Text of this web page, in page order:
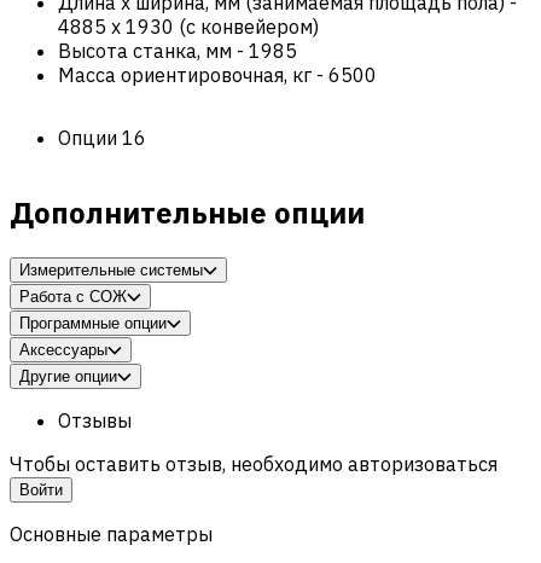
4885 x 1930 (c конвейером)
Высота станка, мм - 1985
Масса ориентировочная, кг - 6500
Опции 16
Дополнительные опции
Измерительные системы
Работа с СОЖ
Программные опции
Аксессуары
Другие опции
Отзывы
Чтобы оставить отзыв, необходимо авторизоваться
Войти
Основные параметры